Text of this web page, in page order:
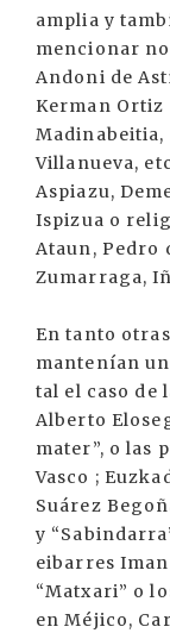
amplia y
mencionar
Andoni de
Kerman Ortiz
Villanueva,
Aspiazu,
Ispizua o
Ataun, Pedro
Zumarraga,
En tanto
mantenían
tal el caso de
Alberto
mater”, o las
Vasco ;
Suárez
y
eibarres
“Matxari” o
en Méjico,